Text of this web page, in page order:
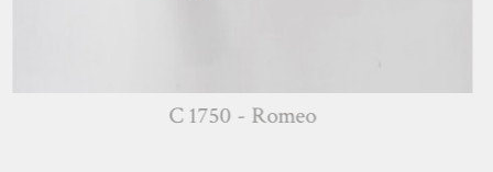
C 1750 - Romeo